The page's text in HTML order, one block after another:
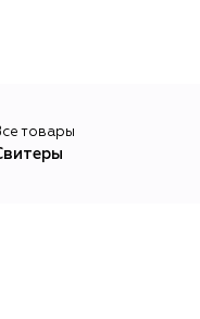
товары